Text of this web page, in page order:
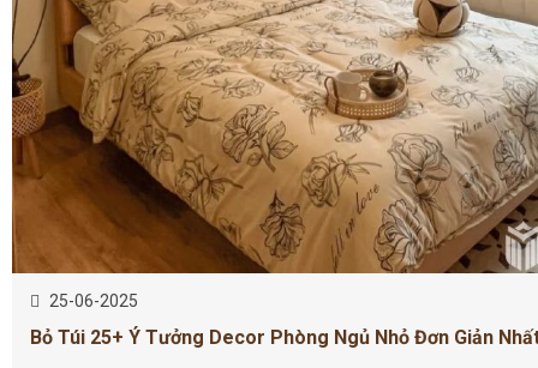
25-06-2025
Bỏ Túi 25+ Ý Tưởng Decor Phòng Ngủ Nhỏ Đơn Giản